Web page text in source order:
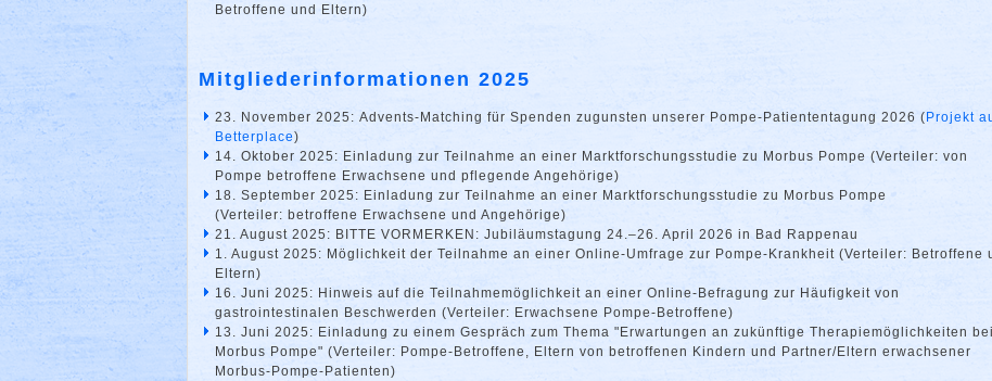
Betroffene und Eltern)
Mitgliederinformationen 2025
23. November 2025: Advents-Matching für Spenden zugunsten unserer Pompe-Patiententagung 2026 ( Projekt
Betterplace)
14. Oktober 2025: Einladung zur Teilnahme an einer Marktforschungsstudie zu Morbus Pompe (Verteiler: von
Pompe betroffene Erwachsene und pflegende Angehörige)
18. September 2025: Einladung zur Teilnahme an einer Marktforschungsstudie zu Morbus Pompe
(Verteiler: betroffene Erwachsene und Angehörige)
21. August 2025: BITTE VORMERKEN: Jubiläumstagung 24.–26. April 2026 in Bad Rappenau
1. August 2025: Möglichkeit der Teilnahme an einer Online-Umfrage zur Pompe-Krankheit (Verteiler: Betroffene
Eltern)
16. Juni 2025: Hinweis auf die Teilnahmemöglichkeit an einer Online-Befragung zur Häufigkeit von
gastrointestinalen Beschwerden (Verteiler: Erwachsene Pompe-Betroffene)
13. Juni 2025: Einladung zu einem Gespräch zum Thema "Erwartungen an zukünftige Therapiemöglichkeiten bei
Morbus Pompe" (Verteiler: Pompe-Betroffene, Eltern von betroffenen Kindern und Partner/Eltern erwachsener
Morbus-Pompe-Patienten)